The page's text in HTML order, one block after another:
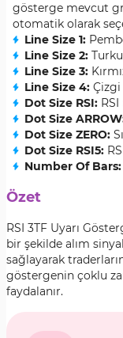
gösterge mevcut
otomatik olarak
Line Size 1:
Line Size 2:
Line Size 3:
Line Size 4:
Dot Size RSI:
Dot Size
Dot Size ZERO:
Dot Size RSI5:
Number Of Bars:
Özet
RSI 3TF Uyarı
bir şekilde alım
sağlayarak
göstergenin çoklu
faydalanır.